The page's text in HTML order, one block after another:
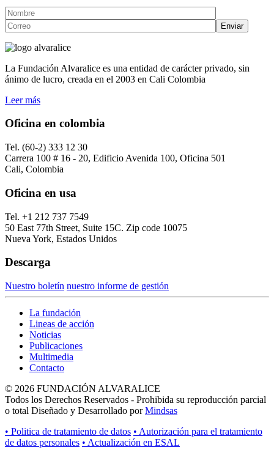
La Fundación Alvaralice es una entidad de carácter privado, sin
ánimo de lucro, creada en el 2003 en Cali Colombia
Leer más
Oficina en colombia
Tel. (60-2) 333 12 30
Carrera 100 # 16 - 20, Edificio Avenida 100, Oficina 501
Cali, Colombia
Oficina en usa
Tel. +1 212 737 7549
50 East 77th Street, Suite 15C. Zip code 10075
Nueva York, Estados Unidos
Descarga
Nuestro boletín nuestro informe de gestión
La fundación
Lineas de acción
Noticias
Publicaciones
Multimedia
Contacto
© 2026 FUNDACIÓN ALVARALICE
Todos los Derechos Reservados - Prohibida su reproducción parcial
o total Diseñado y Desarrollado porMindsas
• Politica de tratamiento de datos • Autorización para el tratamiento
de datos personales • Actualización en ESAL